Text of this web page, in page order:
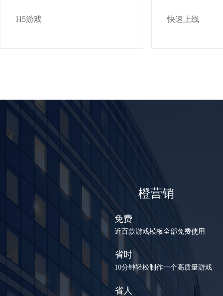
H5游戏 快速上线
橙营销
免费
近百款游戏模板全部免费使用
省时
10分钟轻松制作一个高质量游戏
省人